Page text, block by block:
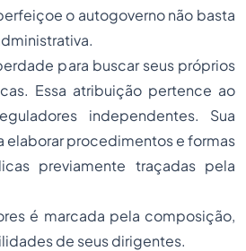
o autogoverno não basta
para buscar seus próprios
Essa atribuição pertence ao
independentes. Sua
procedimentos e formas
previamente traçadas pela
é marcada pela composição,
de seus dirigentes.